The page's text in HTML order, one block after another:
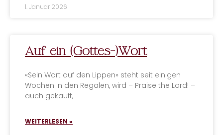
1. Januar 2026
Auf ein (Gottes-)Wort
«Sein Wort auf den Lippen» steht seit einigen
Wochen in den Regalen, wird – Praise the Lord! –
auch gekauft,
WEITERLESEN »